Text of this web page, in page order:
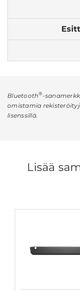
Bluetooth®-
omistamia
lisenssillä.
Lisää